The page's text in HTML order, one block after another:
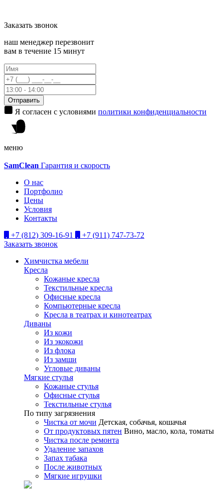
Заказать звонок
наш менеджер перезвонит
вам в течение 15 минут
Отправить
Я согласен с условиями политики конфиденциальности
меню
SamClean Гарантия и скорость
О нас
Портфолио
Цены
Условия
Контакты
+7 (812) 309-16-91
+7 (911) 747-73-72
Заказать звонок
Химчистка мебели
Кресла
Кожаные кресла
Текстильные кресла
Офисные кресла
Компьютерные кресла
Кресла в театрах и кинотеатрах
Диваны
Из кожи
Из экокожи
Из флока
Из замши
Угловые диваны
Мягкие стулья
Кожаные стулья
Офисные стулья
Текстильные стулья
По типу загрязнения
Чистка от мочи Детская, собачья, кошачья
От продуктовых пятен Вино, масло, кола, томаты
Чистка после ремонта
Удаление запахов
Запах табака
После животных
Мягкие игрушки